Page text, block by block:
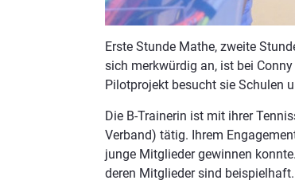
Erste Stunde Mathe, zweite
sich merkwürdig an, ist bei
Pilotprojekt besucht sie Schulen
Die B-Trainerin ist mit ihrer
Verband) tätig. Ihrem
junge Mitglieder gewinnen
deren Mitglieder sind beispielhaft.